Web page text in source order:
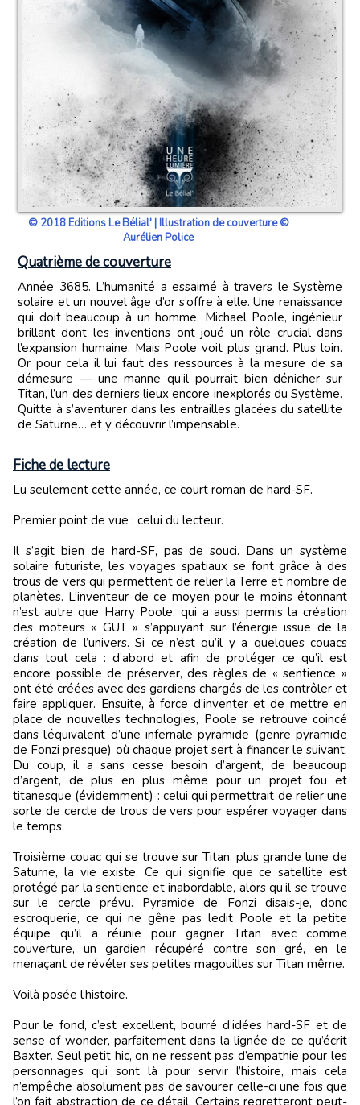
© 2018 Editions Le Bélial' | Illustration de couverture ©
Aurélien Police
Quatrième de couverture
Année 3685. L’humanité a essaimé à travers le Système
solaire et un nouvel âge d’or s’offre à elle. Une renaissance
qui doit beaucoup à un homme, Michael Poole, ingénieur
brillant dont les inventions ont joué un rôle crucial dans
l’expansion humaine. Mais Poole voit plus grand. Plus loin.
Or pour cela il lui faut des ressources à la mesure de sa
démesure — une manne qu’il pourrait bien dénicher sur
Titan, l’un des derniers lieux encore inexplorés du Système.
Quitte à s’aventurer dans les entrailles glacées du satellite
de Saturne… et y découvrir l’impensable.
Fiche de lecture
Lu seulement cette année, ce court roman de hard-SF.
Premier point de vue : celui du lecteur.
Il s’agit bien de hard-SF, pas de souci. Dans un système
solaire futuriste, les voyages spatiaux se font grâce à des
trous de vers qui permettent de relier la Terre et nombre de
planètes. L’inventeur de ce moyen pour le moins étonnant
n’est autre que Harry Poole, qui a aussi permis la création
des moteurs « GUT » s’appuyant sur l’énergie issue de la
création de l’univers. Si ce n’est qu’il y a quelques couacs
dans tout cela : d’abord et afin de protéger ce qu’il est
encore possible de préserver, des règles de « sentience »
ont été créées avec des gardiens chargés de les contrôler et
faire appliquer. Ensuite, à force d’inventer et de mettre en
place de nouvelles technologies, Poole se retrouve coincé
dans l’équivalent d’une infernale pyramide (genre pyramide
de Fonzi presque) où chaque projet sert à financer le suivant.
Du coup, il a sans cesse besoin d’argent, de beaucoup
d’argent, de plus en plus même pour un projet fou et
titanesque (évidemment) : celui qui permettrait de relier une
sorte de cercle de trous de vers pour espérer voyager dans
le temps.
Troisième couac qui se trouve sur Titan, plus grande lune de
Saturne, la vie existe. Ce qui signifie que ce satellite est
protégé par la sentience et inabordable, alors qu’il se trouve
sur le cercle prévu. Pyramide de Fonzi disais-je, donc
escroquerie, ce qui ne gêne pas ledit Poole et la petite
équipe qu’il a réunie pour gagner Titan avec comme
couverture, un gardien récupéré contre son gré, en le
menaçant de révéler ses petites magouilles sur Titan même.
Voilà posée l’histoire.
Pour le fond, c’est excellent, bourré d’idées hard-SF et de
sense of wonder, parfaitement dans la lignée de ce qu’écrit
Baxter. Seul petit hic, on ne ressent pas d’empathie pour les
personnages qui sont là pour servir l’histoire, mais cela
n’empêche absolument pas de savourer celle-ci une fois que